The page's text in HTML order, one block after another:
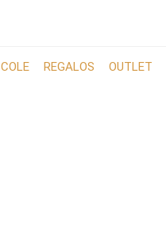
REGALOS OUTLET